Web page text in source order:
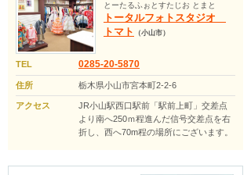
とーたるふぉとすたじお とまと
トータルフォトスタジオ
トマト
（小山市）
TEL 0285-20-5870
住所 栃木県小山市宮本町2-2-6
アクセス
JR小山駅西口駅前「駅前上町」交差点
より南へ250ｍ程進んだ信号交差点を右
折し、西へ70m程の場所にございます。